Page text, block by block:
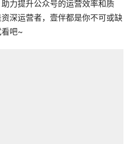
力提升公众号的运营效率和质
深运营者，壹伴都是你不可或缺
吧~